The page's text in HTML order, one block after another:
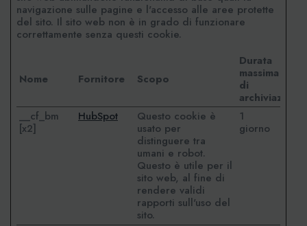
navigazione sulle pagine e l'accesso alle aree protette
del sito. Il sito web non è in grado di funzionare
correttamente senza questi cookie.
Nome Fornitore Scopo
Durata
massima
di
archiviazione
__cf_bm
[x2]
HubSpot
Questo cookie è
usato per
distinguere tra
umani e robot.
Questo è utile per il
sito web, al fine di
rendere validi
rapporti sull'uso del
sito.
1
giorno